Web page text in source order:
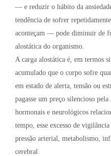
— e reduzir o hábito da
tendência de sofrer
aconteçam — pode diminuir de
alostática do organismo.
A carga alostática é, em termos
acumulado que o corpo sofre
em estado de alerta, tensão ou
pagasse um preço silencioso
hormonais e neurológicos
tempo, esse excesso de
pressão arterial, metabolismo,
cerebral.